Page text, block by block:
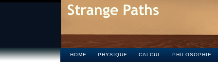
HOME PHYSIQUE CALCUL PHILOSOPHIE